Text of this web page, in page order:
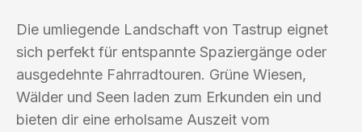
Die umliegende Landschaft von Tastrup eignet
sich perfekt für entspannte Spaziergänge oder
ausgedehnte Fahrradtouren. Grüne Wiesen,
Wälder und Seen laden zum Erkunden ein und
bieten dir eine erholsame Auszeit vom